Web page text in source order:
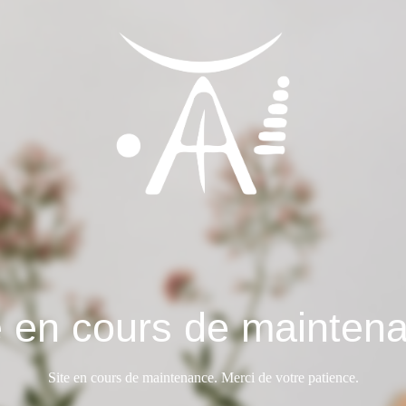
en cours de
Site en cours de maintenance. Merci de votre patience.